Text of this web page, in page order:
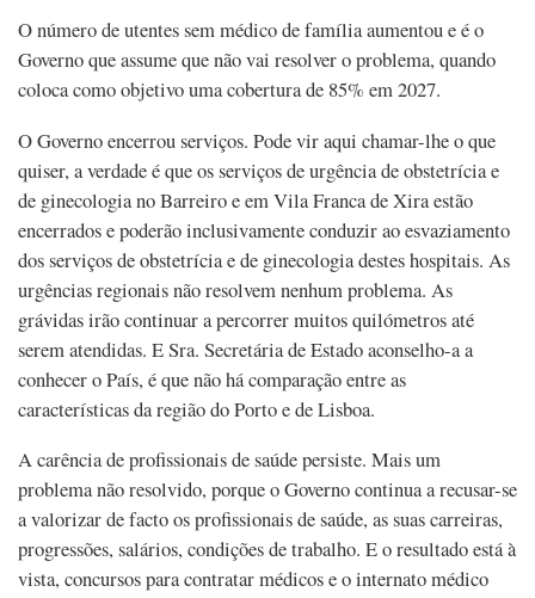
O número de utentes sem médico de família aumentou e é o
Governo que assume que não vai resolver o problema, quando
coloca como objetivo uma cobertura de 85% em 2027.
O Governo encerrou serviços. Pode vir aqui chamar-lhe o que
quiser, a verdade é que os serviços de urgência de obstetrícia e
de ginecologia no Barreiro e em Vila Franca de Xira estão
encerrados e poderão inclusivamente conduzir ao esvaziamento
dos serviços de obstetrícia e de ginecologia destes hospitais. As
urgências regionais não resolvem nenhum problema. As
grávidas irão continuar a percorrer muitos quilómetros até
serem atendidas. E Sra. Secretária de Estado aconselho-a a
conhecer o País, é que não há comparação entre as
características da região do Porto e de Lisboa.
A carência de profissionais de saúde persiste. Mais um
problema não resolvido, porque o Governo continua a recusar-se
a valorizar de facto os profissionais de saúde, as suas carreiras,
progressões, salários, condições de trabalho. E o resultado está à
vista, concursos para contratar médicos e o internato médico